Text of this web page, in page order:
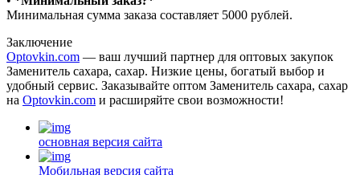
Минимальная сумма заказа составляет 5000 рублей.
Заключение
Optovkin.com — ваш лучший партнер для оптовых закупок
Заменитель сахара, сахар. Низкие цены, богатый выбор и
удобный сервис. Заказывайте оптом Заменитель сахара, сахар
на Optovkin.com и расширяйте свои возможности!
основная версия сайта
Мобильная версия сайта